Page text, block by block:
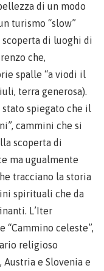
di un modo
turismo “slow”
di luoghi di
che,
spalle “a viodi il
terra generosa).
stato spiegato che il
cammini che si
scoperta di
ma ugualmente
tracciano la storia
spirituali che da
L’Iter
“Cammino celeste”,
religioso
e Slovenia e